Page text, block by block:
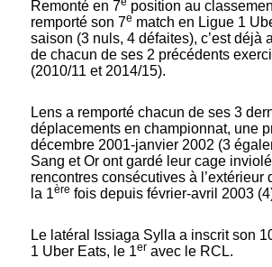
Remonté en 7
position au
remporté son 7e match en Ligue 1
saison (3 nuls, 4 défaites), c’est déjà
de chacun de ses 2 précédents
(2010/11 et 2014/15).
Lens a remporté chacun de ses 3
déplacements en championnat, une
décembre 2001-janvier 2002 (3
Sang et Or ont gardé leur cage
rencontres consécutives à l’extérieur
la 1ère fois depuis février-avril 2003
Le latéral Issiaga Sylla a inscrit son
1 Uber Eats, le 1er avec le RCL.